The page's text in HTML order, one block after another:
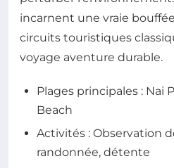
incarnent une vraie
circuits touristiques
voyage aventure durable.
Plages principales : Nai
Beach
Activités : Observation
randonnée, détente